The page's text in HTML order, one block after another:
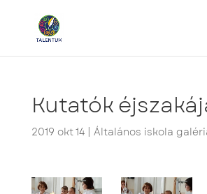
Kutatók
2019 okt 14| Általános iskola